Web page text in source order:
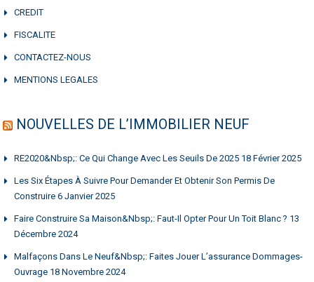
CREDIT
FISCALITE
CONTACTEZ-NOUS
MENTIONS LEGALES
NOUVELLES DE L’IMMOBILIER NEUF
RE2020&nbsp;: Ce Qui Change Avec Les Seuils De 2025 18 Février 2025
Les Six Étapes À Suivre Pour Demander Et Obtenir Son Permis De
Construire 6 Janvier 2025
Faire Construire Sa Maison&nbsp;: Faut-Il Opter Pour Un Toit Blanc ? 13
Décembre 2024
Malfaçons Dans Le Neuf&nbsp;: Faites Jouer L’assurance Dommages-
Ouvrage 18 Novembre 2024